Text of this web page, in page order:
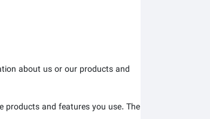
about us or our products and
products and features you use. The